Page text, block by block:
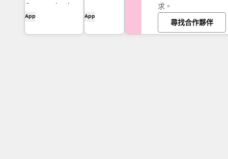
Communications,
Evolved. Where
App
track
Docusign
App
求。
尋找合作夥伴